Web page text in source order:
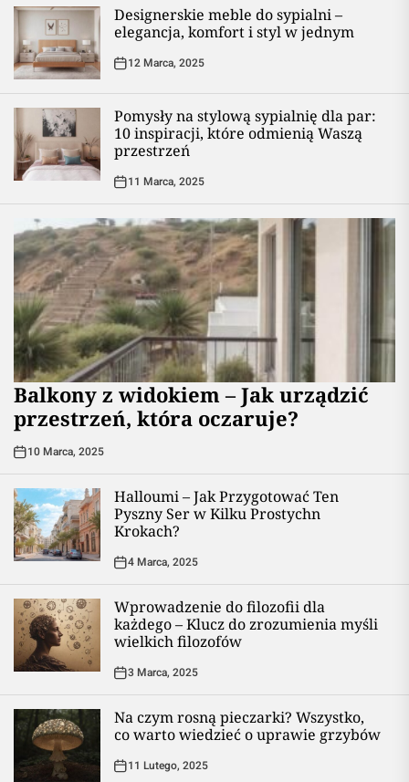
Designerskie meble do sypialni –
elegancja, komfort i styl w jednym
12 Marca, 2025
Pomysły na stylową sypialnię dla par:
10 inspiracji, które odmienią Waszą
przestrzeń
11 Marca, 2025
Balkony z widokiem – Jak urządzić
przestrzeń, która oczaruje?
10 Marca, 2025
Halloumi – Jak Przygotować Ten
Pyszny Ser w Kilku Prostychn
Krokach?
4 Marca, 2025
Wprowadzenie do filozofii dla
każdego – Klucz do zrozumienia myśli
wielkich filozofów
3 Marca, 2025
Na czym rosną pieczarki? Wszystko,
co warto wiedzieć o uprawie grzybów
11 Lutego, 2025